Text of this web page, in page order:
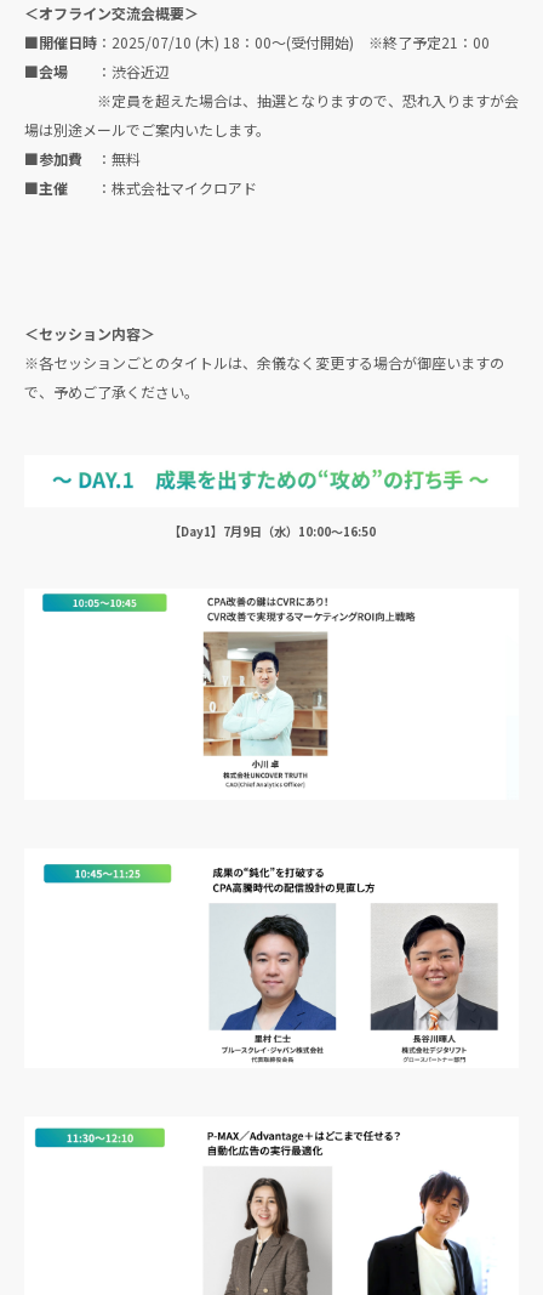
＜オフライン交流会概要＞
■開催日時 ：2025/07/10 (木) 18：00～(受付開始) ※終了予定21：00
■会場 ：渋谷近辺
※定員を超えた場合は、抽選となりますので、恐れ入りますが会
場は別途メールでご案内いたします。
■参加費
：無料
■主催 ：株式会社マイクロアド
＜セッション内容＞
※各セッションごとのタイトルは、余儀なく変更する場合が御座いますの
で、予めご了承ください。
【Day1】7月9日（水）10:00〜16:50